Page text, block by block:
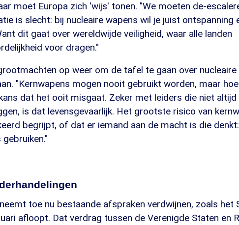
moet Europa zich 'wijs' tonen. "We moeten de-
is slecht: bij nucleaire wapens wil je juist ontspanning
dit gaat over wereldwijde veiligheid, waar alle landen
voor dragen."
op weer om de tafel te gaan over nucleaire
"Kernwapens mogen nooit gebruikt worden, maar
dat het ooit misgaat. Zeker met leiders die niet altijd
is dat levensgevaarlijk. Het grootste risico van
begrijpt, of dat er iemand aan de macht is die
toe nu bestaande afspraken verdwijnen, zoals het
afloopt. Dat verdrag tussen de Verenigde Staten en